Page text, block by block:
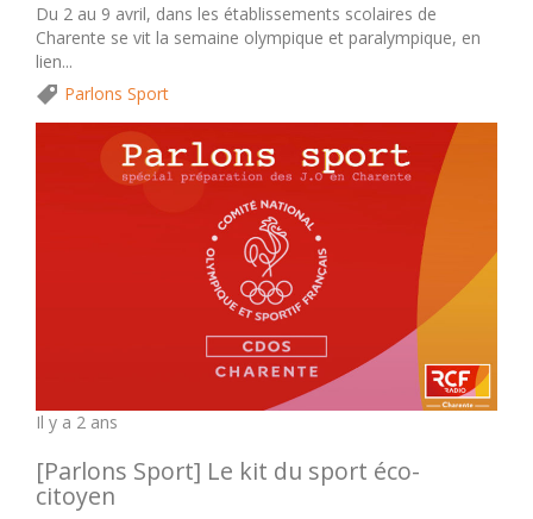
Du 2 au 9 avril, dans les établissements scolaires de
Charente se vit la semaine olympique et paralympique, en
lien...
Parlons Sport
Il y a 2 ans
[Parlons Sport] Le kit du sport éco-
citoyen